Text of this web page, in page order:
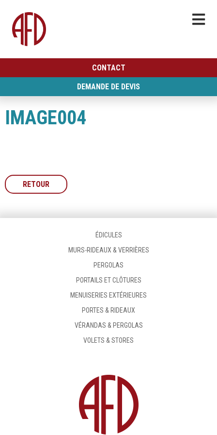
CONTACT
DEMANDE DE DEVIS
IMAGE004
RETOUR
ÉDICULES
MURS-RIDEAUX & VERRIÈRES
PERGOLAS
PORTAILS ET CLÔTURES
MENUISERIES EXTÉRIEURES
PORTES & RIDEAUX
VÉRANDAS & PERGOLAS
VOLETS & STORES